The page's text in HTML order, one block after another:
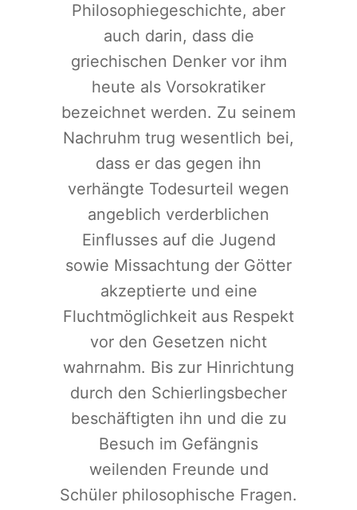
Philosophiegeschichte, aber
auch darin, dass die
griechischen Denker vor ihm
heute als Vorsokratiker
bezeichnet werden. Zu seinem
Nachruhm trug wesentlich bei,
dass er das gegen ihn
verhängte Todesurteil wegen
angeblich verderblichen
Einflusses auf die Jugend
sowie Missachtung der Götter
akzeptierte und eine
Fluchtmöglichkeit aus Respekt
vor den Gesetzen nicht
wahrnahm. Bis zur Hinrichtung
durch den Schierlingsbecher
beschäftigten ihn und die zu
Besuch im Gefängnis
weilenden Freunde und
Schüler philosophische Fragen.